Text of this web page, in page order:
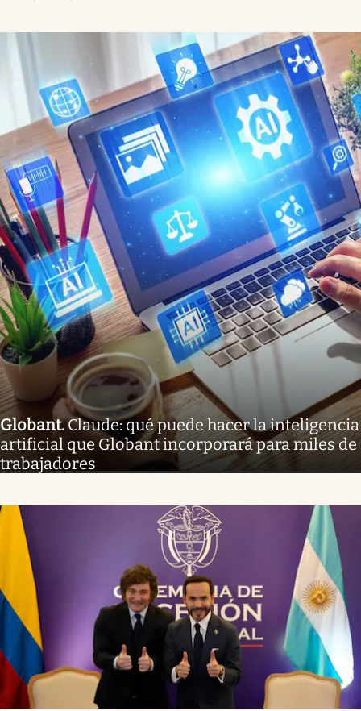
Globant.Claude: qué puede hacer la inteligencia
artificial que Globant incorporará para miles de
trabajadores